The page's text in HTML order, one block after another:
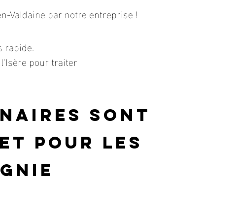
Valdaine par notre entreprise !
rapide.
pour traiter
sont
pour les